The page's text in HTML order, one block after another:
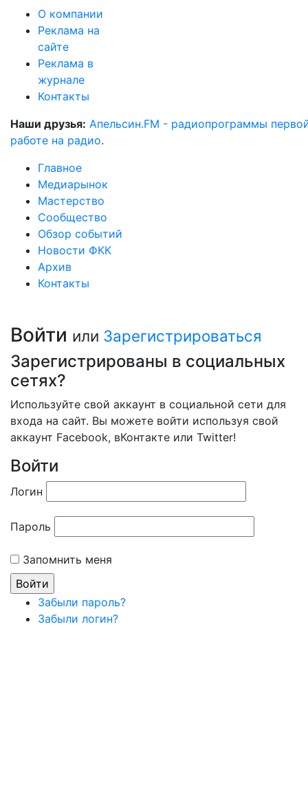
О компании
Реклама на
сайте
Реклама в
журнале
Контакты
Наши друзья: Апельсин.FM - радиопрограммы
работе на радио.
Главное
Медиарынок
Мастерство
Сообщество
Обзор событий
Новости ФКК
Архив
Контакты
Войти или Зарегистрироваться
Зарегистрированы в социальных
сетях?
Используйте свой аккаунт в социальной сети для
входа на сайт. Вы можете войти используя свой
аккаунт Facebook, вКонтакте или Twitter!
Войти
Логин
Пароль
Запомнить меня
Забыли пароль?
Забыли логин?